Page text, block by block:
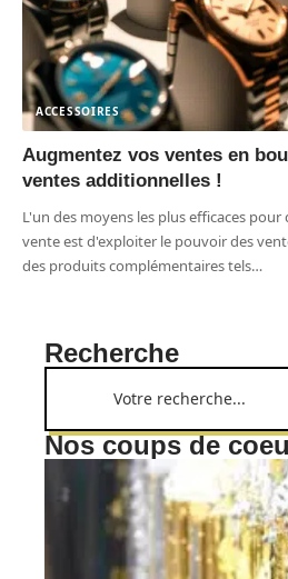
ACCESSOIRES
Augmentez vos ventes en
ventes additionnelles !
L'un des moyens les plus efficaces
vente est d'exploiter le pouvoir des
des produits complémentaires tels…
Recherche
Nos coups de